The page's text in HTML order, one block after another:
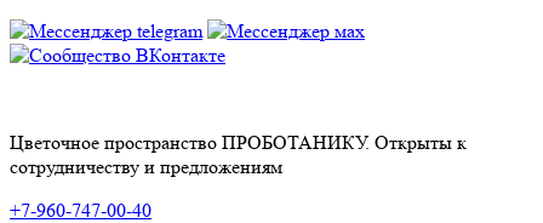
Цветочное пространство ПРОБОТАНИКУ. Открыты к
сотрудничеству и предложениям
+7-960-747-00-40